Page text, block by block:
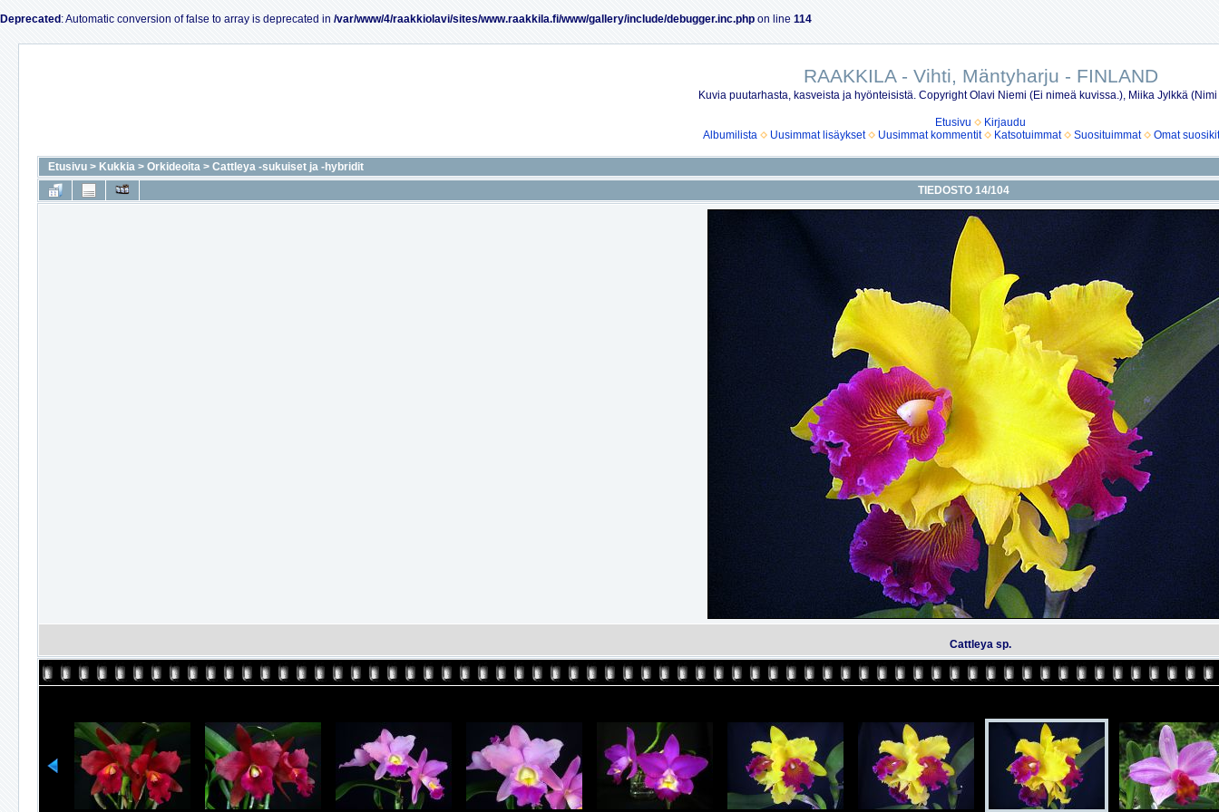
Deprecated : Automatic conversion of false to array is deprecated in /var/www/4/raakkiolavi/sites/www.raakkila.fi/www/gallery/include/debugger.inc.php on line 114
RAAKKILA - Vihti, Mäntyharju - FINLAND
Kuvia puutarhasta, kasveista ja hyönteisistä. Copyright Olavi Niemi (Ei nimeä kuvissa.), Miika Jylkkä
Etusivu
Kirjaudu
Albumilista
Uusimmat lisäykset Uusimmat kommentit Katsotuimmat Suosituimmat Omat suosikit
Etusivu > Kukkia > Orkideoita > Cattleya -sukuiset ja -hybridit
TIEDOSTO 14/104
Cattleya sp.